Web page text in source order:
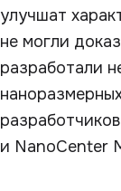
улучшат
не могли
разработали
и NanoCenter